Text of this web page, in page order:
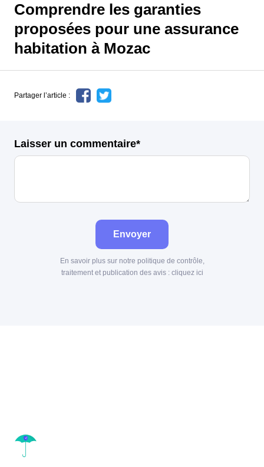
Comprendre les garanties
proposées pour une assurance
habitation à Mozac
Partager l’article :
Laisser un commentaire*
Envoyer
En savoir plus sur notre politique de contrôle,
traitement et publication des avis : cliquez ici